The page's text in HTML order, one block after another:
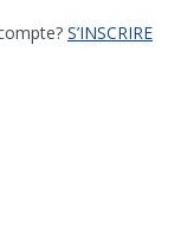
S’INSCRIRE